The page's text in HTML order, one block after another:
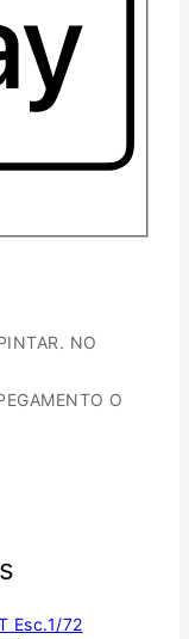
NO
O